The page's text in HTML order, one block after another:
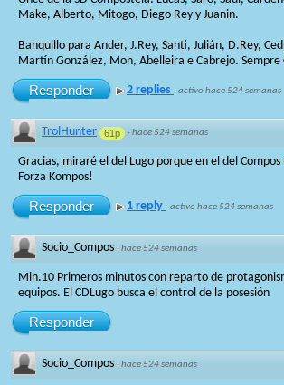
Make, Alberto, Mitogo, Diego Rey y Juanin.
Banquillo para Ander, J.Rey, Santi, Julián, D.Rey,
Martín González, Mon, Abelleira e Cabrejo. Sempre
Responder 2 replies ·activo hace 524 semanas
TrolHunter 61p ·hace 524 semanas
Gracias, miraré el del Lugo porque en el del
Forza Kompos!
Responder 1 reply ·activo hace 524 semanas
Socio_Compos ·hace 524 semanas
Min.10 Primeros minutos con reparto de
equipos. El CDLugo busca el control de la posesión
Responder
Socio_Compos ·hace 524 semanas